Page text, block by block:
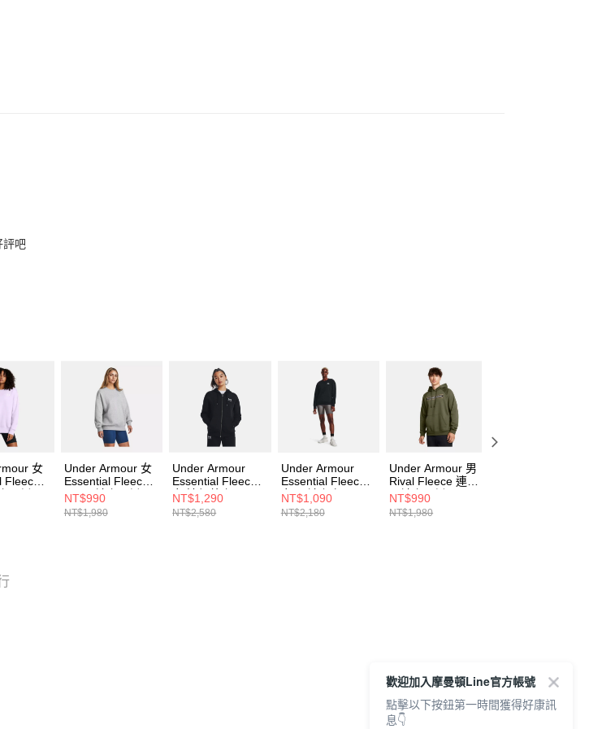
評吧
女
Fleece
頭衫
Under Armour 女
Essential Fleece
OS 長袖套頭衫
1379475-012
NT$990
NT$1,980
Under Armour
Essential Fleece
女 連帽外套
1379474-001
NT$1,290
NT$2,580
Under Armour
Essential Fleece
女 長袖上衣
1373032-001
NT$1,090
NT$2,180
Under Armour 男
Rival Fleece 連帽
長袖套頭衫
1386595-390
NT$990
NT$1,980
歡迎加入摩曼頓Line官方帳號
點擊以下按鈕第一時間獲得好康訊
息👇